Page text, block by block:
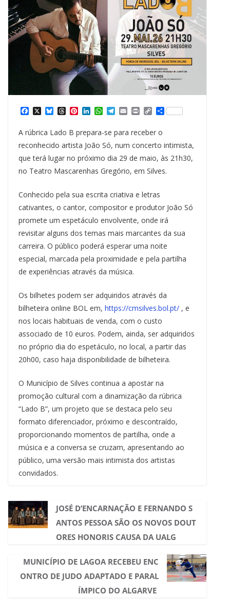
a
c
e
b
o
o
k
X B
e
s
k
y
T
h
e
a
d
s
P
t
e
r
e
s
t
L
k
e
d
I
n
W
h
t
s
A
p
p
T
e
e
g
r
a
m
E
m
i
l
P
n
t
C
o
y
L
i
n
k
S
h
e
A rúbrica Lado B prepara-se para receber o
reconhecido artista João Só, num concerto intimista,
que terá lugar no próximo dia 29 de maio, às 21h30,
no Teatro Mascarenhas Gregório, em Silves.
Conhecido pela sua escrita criativa e letras
cativantes, o cantor, compositor e produtor João Só
promete um espetáculo envolvente, onde irá
revisitar alguns dos temas mais marcantes da sua
carreira. O público poderá esperar uma noite
especial, marcada pela proximidade e pela partilha
de experiências através da música.
Os bilhetes podem ser adquiridos através da
bilheteira online BOL em, https://cmsilves.bol.pt/ , e
nos locais habituais de venda, com o custo
associado de 10 euros. Podem, ainda, ser adquiridos
no próprio dia do espetáculo, no local, a partir das
20h00, caso haja disponibilidade de bilheteira.
O Município de Silves continua a apostar na
promoção cultural com a dinamização da rúbrica
“Lado B”, um projeto que se destaca pelo seu
formato diferenciador, próximo e descontraído,
proporcionando momentos de partilha, onde a
música e a conversa se cruzam, apresentando ao
público, uma versão mais intimista dos artistas
convidados.
JOSÉ D’ENCARNAÇÃO E FERNANDO S
ANTOS PESSOA SÃO OS NOVOS DOUT
ORES HONORIS CAUSA DA UALG
MUNICÍPIO DE LAGOA RECEBEU ENC
ONTRO DE JUDO ADAPTADO E PARAL
ÍMPICO DO ALGARVE